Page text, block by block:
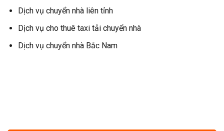
Dịch vụ chuyển nhà liên tỉnh
Dịch vụ cho thuê taxi tải chuyển nhà
Dịch vụ chuyển nhà Bắc Nam